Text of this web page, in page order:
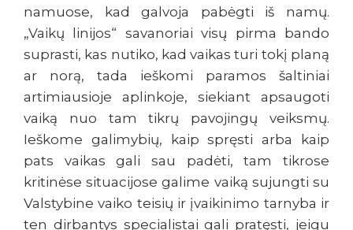
namuose, kad galvoja pabėgti iš namų.
„Vaikų linijos“ savanoriai visų pirma bando
suprasti, kas nutiko, kad vaikas turi tokį planą
ar norą, tada ieškomi paramos šaltiniai
artimiausioje aplinkoje, siekiant apsaugoti
vaiką nuo tam tikrų pavojingų veiksmų.
Ieškome galimybių, kaip spręsti arba kaip
pats vaikas gali sau padėti, tam tikrose
kritinėse situacijose galime vaiką sujungti su
Valstybine vaiko teisių ir įvaikinimo tarnyba ir
ten dirbantys specialistai gali pratęsti, jeigu